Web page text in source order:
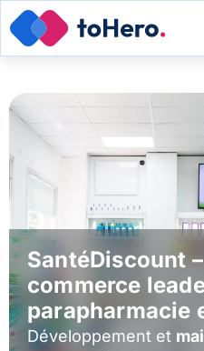
SantéDiscount
commerce
parapharmacie
Développement et